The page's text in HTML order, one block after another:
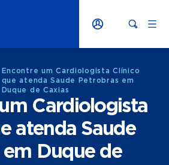
Encontre um Cardiologista Clínico
que atenda Saude Petrobras em
Duque de Caxias
Cardiologista
atenda Saude
em Duque de